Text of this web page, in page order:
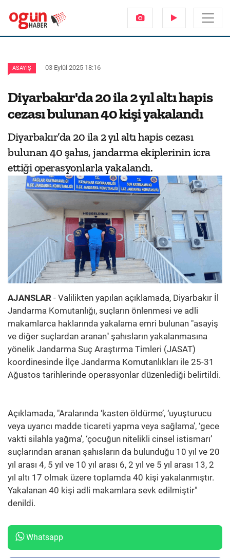
ASAYIŞ 03 Eylül 2025 18:16
Diyarbakır'da 20 ila 2 yıl altı hapis
cezası bulunan 40 kişi yakalandı
Diyarbakır’da 20 ila 2 yıl altı hapis cezası
bulunan 40 şahıs, jandarma ekiplerinin icra
ettiği operasyonlarla yakalandı.
AJANSLAR - Valilikten yapılan açıklamada, Diyarbakır İl
Jandarma Komutanlığı, suçların önlenmesi ve adli
makamlarca haklarında yakalama emri bulunan "asayiş
ve diğer suçlardan aranan" şahısların yakalanmasına
yönelik Jandarma Suç Araştırma Timleri (JASAT)
koordinesinde İlçe Jandarma Komutanlıkları ile 25-31
Ağustos tarihlerinde operasyonlar düzenlediği belirtildi.
Açıklamada, "Aralarında ‘kasten öldürme’, ‘uyuşturucu
veya uyarıcı madde ticareti yapma veya sağlama’, ‘gece
vakti silahla yağma’, ‘çocuğun nitelikli cinsel istismarı’
suçlarından aranan şahısların da bulunduğu 10 yıl ve 20
yıl arası 4, 5 yıl ve 10 yıl arası 6, 2 yıl ve 5 yıl arası 13, 2
yıl altı 17 olmak üzere toplamda 40 kişi yakalanmıştır.
Yakalanan 40 kişi adli makamlara sevk edilmiştir"
denildi.
Whatsapp